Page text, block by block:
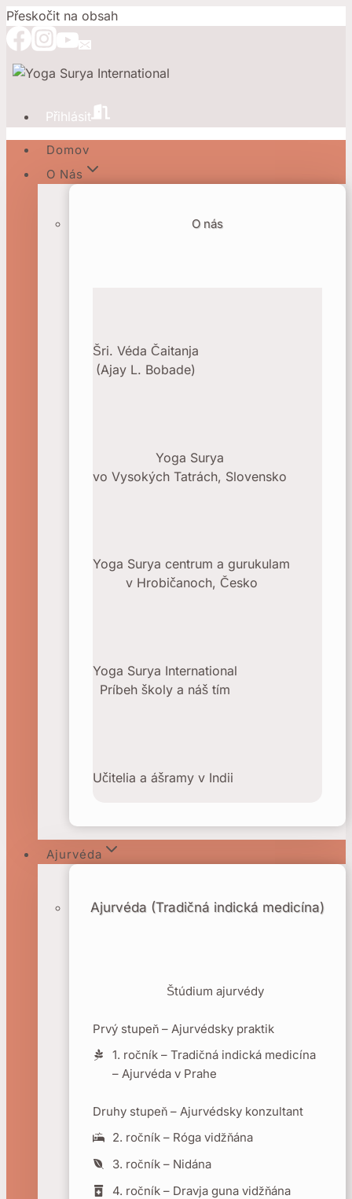
Přeskočit na obsah
Přihlásit
Domov
O Nás
O nás
Šri. Véda Čaitanja
(Ajay L. Bobade)
Yoga Surya
vo Vysokých Tatrách, Slovensko
Yoga Surya centrum a gurukulam
v Hrobičanoch, Česko
Yoga Surya International
Príbeh školy a náš tím
Učitelia a ášramy v Indii
Ajurvéda
Ajurvéda (Tradičná indická medicína)
Štúdium ajurvédy
Prvý stupeň – Ajurvédsky praktik
1. ročník – Tradičná indická medicína
– Ajurvéda v Prahe
Druhy stupeň – Ajurvédsky konzultant
2. ročník – Róga vidžňána
3. ročník – Nidána
4. ročník – Dravja guna vidžňána